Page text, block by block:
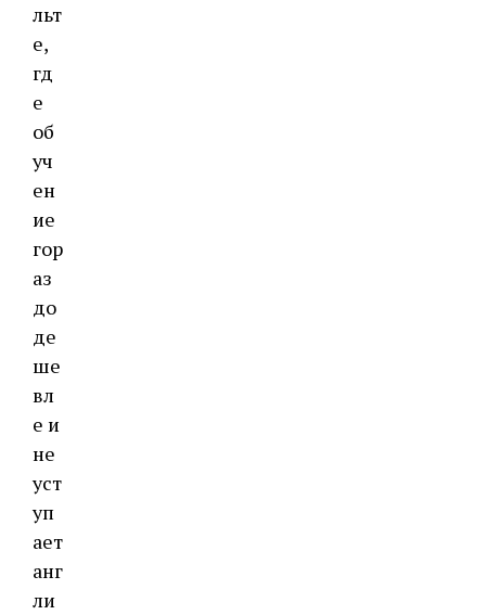
льт
е,
гд
е
об
уч
ен
ие
гор
аз
до
де
ше
вл
е и
не
уст
уп
ает
анг
ли